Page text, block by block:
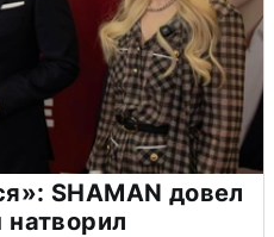
SHAMAN довел